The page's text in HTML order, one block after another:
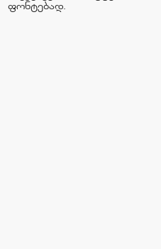
ფონტებად.